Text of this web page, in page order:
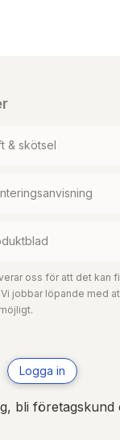
& skötsel
oss för att det kan
jobbar löpande med
Logga in
bli